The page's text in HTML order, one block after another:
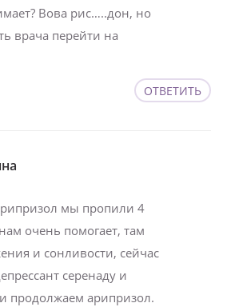
Вова рис…..дон, но
врача перейти на
ОТВЕТИТЬ
мы пропили 4
очень помогает, там
и сонливости, сейчас
серенаду и
продолжаем арипризол.